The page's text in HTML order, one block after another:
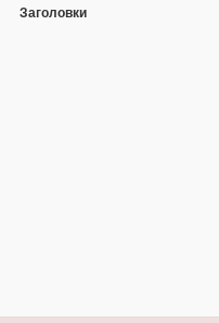
Заголовки